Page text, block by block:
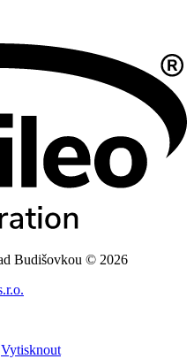
Budišovkou © 2026
Vytisknout